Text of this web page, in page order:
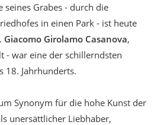
seines Grabes - durch die
in einen Park - ist heute
Giacomo Girolamo Casanova,
- war eine der schillerndsten
18. Jahrhunderts.
Synonym für die hohe Kunst der
unersättlicher Liebhaber,